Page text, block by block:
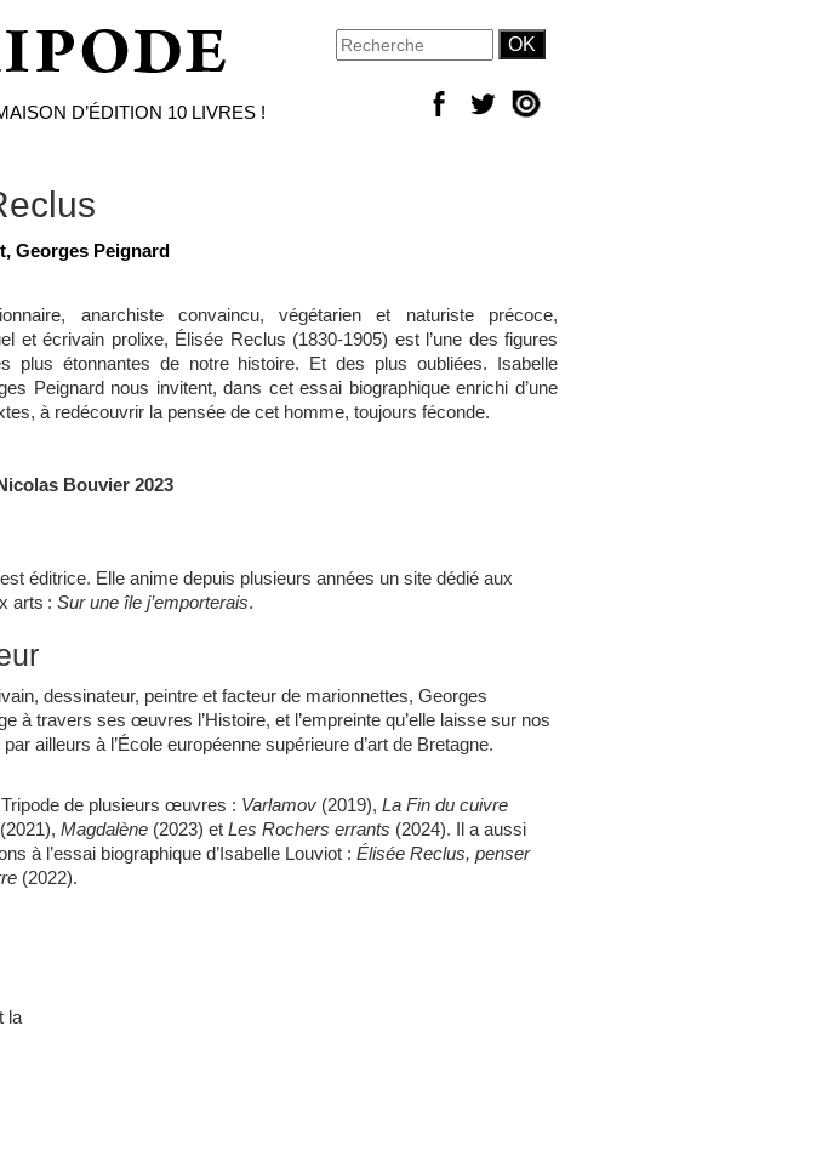
D’ÉDITION 10 LIVRES !
Georges Peignard
anarchiste convaincu, végétarien et naturiste précoce,
et écrivain prolixe, Élisée Reclus (1830-1905) est l’une des figures
plus étonnantes de notre histoire. Et des plus oubliées. Isabelle
Peignard nous invitent, dans cet essai biographique enrichi d’une
à redécouvrir la pensée de cet homme, toujours féconde.
Bouvier 2023
éditrice. Elle anime depuis plusieurs années un site dédié aux
arts : Sur une île j’emporterais.
dessinateur, peintre et facteur de marionnettes, Georges
à travers ses œuvres l’Histoire, et l’empreinte qu’elle laisse sur nos
ailleurs à l’École européenne supérieure d’art de Bretagne.
Tripode de plusieurs œuvres : Varlamov (2019), La Fin du cuivre
(2021), Magdalène (2023) et Les Rochers errants (2024). Il a aussi
à l’essai biographique d’Isabelle Louviot : Élisée Reclus, penser
(2022).
la